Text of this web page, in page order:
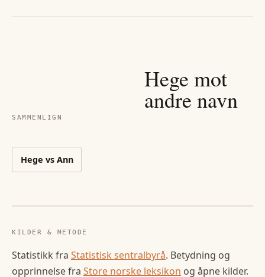
SAMMENLIGN
Hege mot
andre navn
Hege vs Ann
KILDER & METODE
Statistikk fra Statistisk sentralbyrå. Betydning og
opprinnelse fra Store norske leksikon og åpne kilder.